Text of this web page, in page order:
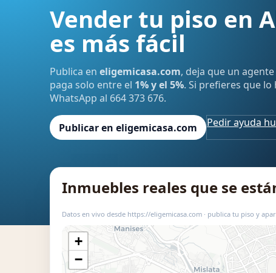
Vender tu piso en
es más fácil
Publica en eligemicasa.com, deja que un
paga solo entre el 1% y el 5%. Si prefieres que
WhatsApp al 664 373 676.
Publicar en eligemicasa.com Pedir ayuda
Inmuebles reales que se
Datos en vivo desde https://eligemicasa.com · publica tu piso y
+
−